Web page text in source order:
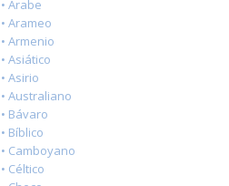
• Árabe
• Arameo
• Armenio
• Asiático
• Asirio
• Australiano
• Bávaro
• Bíblico
• Camboyano
• Céltico